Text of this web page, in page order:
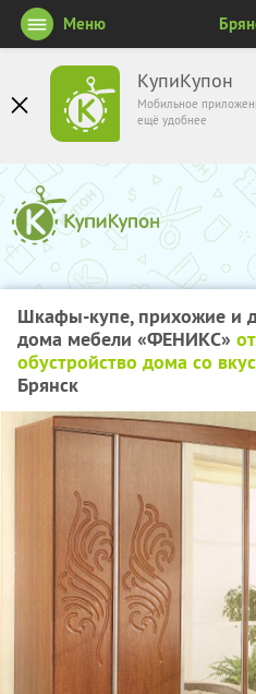
КупиКупон
Мобильное
ещё удобнее
Меню
Шкафы-купе, прихожие и
дома мебели «ФЕНИКС»
обустройство дома со
Брянск